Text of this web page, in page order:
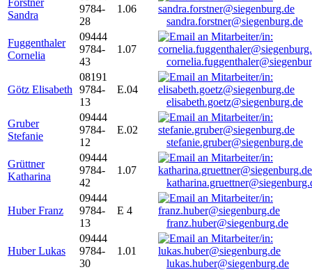
Forstner
Sandra
9784-
28
1.06
sandra.forstner@siegenburg.de
Fuggenthaler
Cornelia
09444
9784-
43
1.07
Götz Elisabeth
08191
9784-
13
E.04
elisabeth.goetz@siegenburg.de
Gruber
Stefanie
09444
9784-
12
E.02
stefanie.gruber@siegenburg.de
Grüttner
Katharina
09444
9784-
42
1.07
Huber Franz
09444
9784-
13
E 4
franz.huber@siegenburg.de
Huber Lukas
09444
9784-
30
1.01
lukas.huber@siegenburg.de